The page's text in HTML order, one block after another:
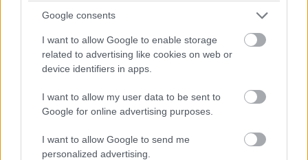
Google consents
I want to allow Google to enable storage
related to advertising like cookies on web or
device identifiers in apps.
I want to allow my user data to be sent to
Google for online advertising purposes.
I want to allow Google to send me
personalized advertising.
szabályok
Computerworld |2022 június 18. 19:40
A munkavédelemről szóló törvény
megkülönbözteti a számítástechnikai
eszközzel és a nem számítástechnikai
eszközzel végzett távmunkát.